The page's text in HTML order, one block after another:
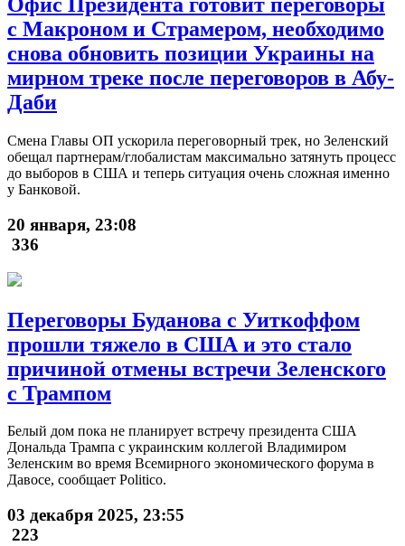
Офис Президента готовит переговоры
с Макроном и Страмером, необходимо
снова обновить позиции Украины на
мирном треке после переговоров в Абу-
Даби
Смена Главы ОП ускорила переговорный трек, но Зеленский
обещал партнерам/глобалистам максимально затянуть процесс
до выборов в США и теперь ситуация очень сложная именно
у Банковой.
20 января, 23:08
336
Переговоры Буданова с Уиткоффом
прошли тяжело в США и это стало
причиной отмены встречи Зеленского
с Трампом
Белый дом пока не планирует встречу президента США
Дональда Трампа с украинским коллегой Владимиром
Зеленским во время Всемирного экономического форума в
Давосе, сообщает Politico.
03 декабря 2025, 23:55
223